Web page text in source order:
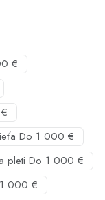
€
Do 1 000 €
pleti Do 1 000 €
000 €